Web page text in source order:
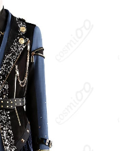
XL、オーダーメイド
日、配送に5～7営業日（※
計で12～22営業日程度で
（VISA、Master、JCB、
EXPRESS）、
込
ト、写真撮影、舞台、公
、アニメコン、パーティー